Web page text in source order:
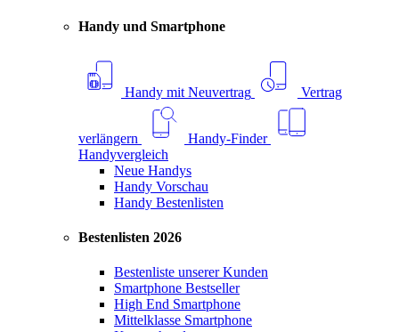
Handy und Smartphone
Handy mit Neuvertrag Vertrag
verlängern
Handy-Finder
Handyvergleich
Neue Handys
Handy Vorschau
Handy Bestenlisten
Bestenlisten 2026
Bestenliste unserer Kunden
Smartphone Bestseller
High End Smartphone
Mittelklasse Smartphone